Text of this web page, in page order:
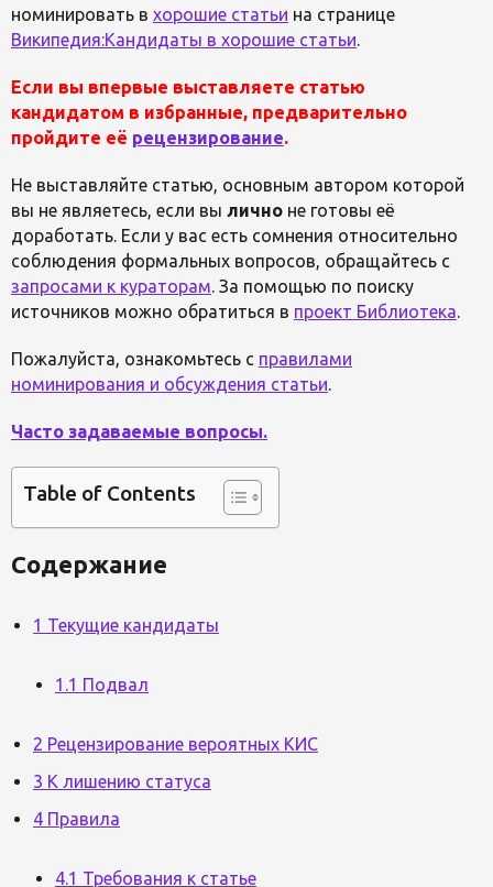
номинировать в хорошие статьи на странице
Википедия:Кандидаты в хорошие статьи.
Если вы впервые выставляете статью
кандидатом в избранные, предварительно
пройдите её рецензирование.
Не выставляйте статью, основным автором которой
вы не являетесь, если вы лично не готовы её
доработать. Если у вас есть сомнения относительно
соблюдения формальных вопросов, обращайтесь с
запросами к кураторам. За помощью по поиску
источников можно обратиться в проект Библиотека.
Пожалуйста, ознакомьтесь с правилами
номинирования и обсуждения статьи.
Часто задаваемые вопросы.
Table of Contents
Содержание
1 Текущие кандидаты
1.1 Подвал
2 Рецензирование вероятных КИС
3 К лишению статуса
4 Правила
4.1 Требования к статье